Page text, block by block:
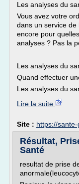
Les analyses du
Vous avez votre
dans un service
encore pour
analyses ? Pas la
Les analyses du
Quand effectuer
Les analyses du
Lire la suite
Site : https://
Résultat,
Santé
resultat de prise